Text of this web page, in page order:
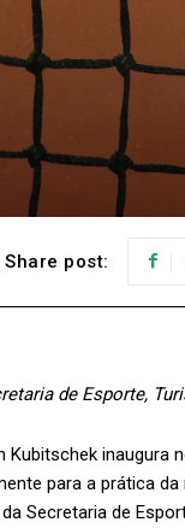
Share post:
de Esporte,
Kubitschek
para a prática
Secretaria de